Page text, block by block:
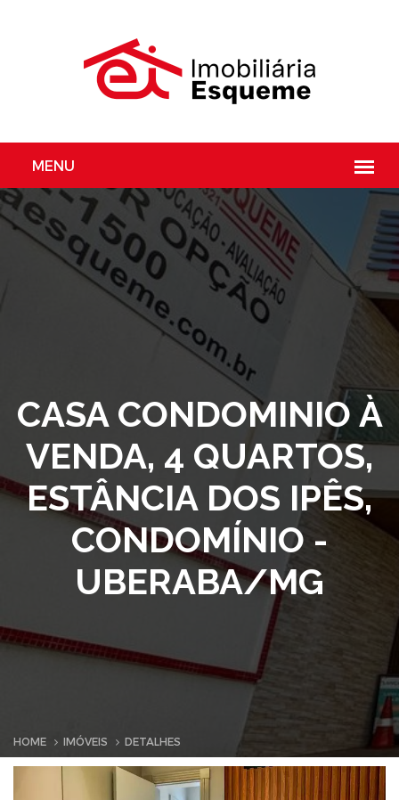
CASA CONDOMINIO À
VENDA, 4 QUARTOS,
ESTÂNCIA DOS IPÊS,
CONDOMÍNIO -
UBERABA/MG
HOME IMÓVEIS DETALHES